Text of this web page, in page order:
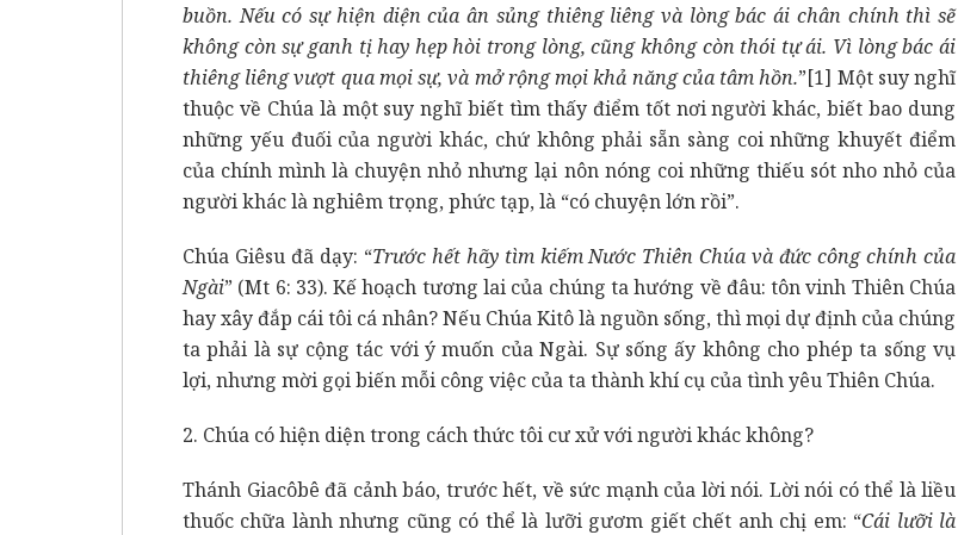
buồn. Nếu có sự hiện diện của ân sủng thiêng liêng và lòng bác ái chân chính thì sẽ
không còn sự ganh tị hay hẹp hòi trong lòng, cũng không còn thói tự ái. Vì lòng bác ái
thiêng liêng vượt qua mọi sự, và mở rộng mọi khả năng của tâm hồn.”[1] Một suy nghĩ
thuộc về Chúa là một suy nghĩ biết tìm thấy điểm tốt nơi người khác, biết bao dung
những yếu đuối của người khác, chứ không phải sẵn sàng coi những khuyết điểm
của chính mình là chuyện nhỏ nhưng lại nôn nóng coi những thiếu sót nho nhỏ của
người khác là nghiêm trọng, phức tạp, là “có chuyện lớn rồi”.
Chúa Giêsu đã dạy: “Trước hết hãy tìm kiếm Nước Thiên Chúa và đức công chính của
Ngài” (Mt 6: 33). Kế hoạch tương lai của chúng ta hướng về đâu: tôn vinh Thiên Chúa
hay xây đắp cái tôi cá nhân? Nếu Chúa Kitô là nguồn sống, thì mọi dự định của chúng
ta phải là sự cộng tác với ý muốn của Ngài. Sự sống ấy không cho phép ta sống vụ
lợi, nhưng mời gọi biến mỗi công việc của ta thành khí cụ của tình yêu Thiên Chúa.
2. Chúa có hiện diện trong cách thức tôi cư xử với người khác không?
Thánh Giacôbê đã cảnh báo, trước hết, về sức mạnh của lời nói. Lời nói có thể là liều
thuốc chữa lành nhưng cũng có thể là lưỡi gươm giết chết anh chị em: “Cái lưỡi là